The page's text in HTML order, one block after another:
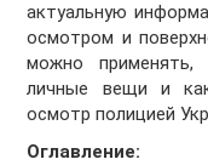
актуальную
осмотром и
можно
личные вещи и
осмотр полицией
Оглавление: